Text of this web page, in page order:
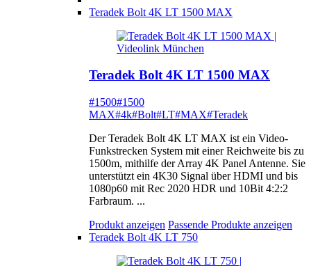
Teradek Bolt 4K LT 1500 MAX
Teradek Bolt 4K LT 1500 MAX
#1500#1500
MAX#4k#Bolt#LT#MAX#Teradek
Der Teradek Bolt 4K LT MAX ist ein Video-
Funkstrecken System mit einer Reichweite bis zu
1500m, mithilfe der Array 4K Panel Antenne. Sie
unterstützt ein 4K30 Signal über HDMI und bis
1080p60 mit Rec 2020 HDR und 10Bit 4:2:2
Farbraum. ...
Produkt anzeigen Passende Produkte anzeigen
Teradek Bolt 4K LT 750